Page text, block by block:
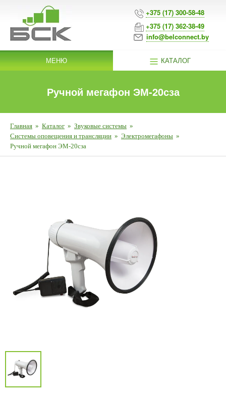
+375 (17) 300-58-48
+375 (17) 362-38-49
info@belconnect.by
МЕНЮ КАТАЛОГ
Ручной мегафон ЭМ-20сза
Главная » Каталог » Звуковые системы »
Системы оповещения и трансляции » Электромегафоны »
Ручной мегафон ЭМ-20сза